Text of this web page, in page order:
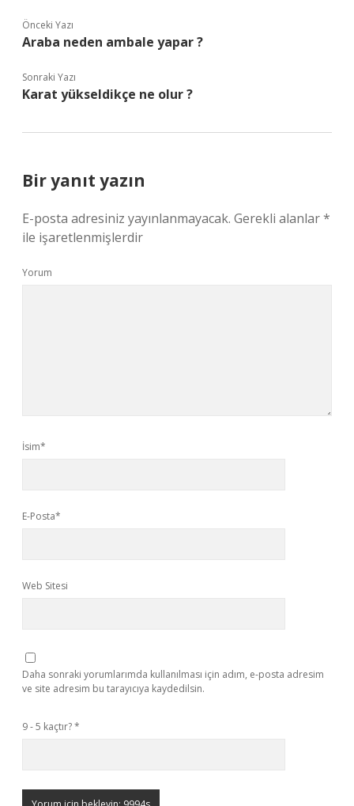
Önceki Yazı
Araba neden ambale yapar ?
Sonraki Yazı
Karat yükseldikçe ne olur ?
Bir yanıt yazın
E-posta adresiniz yayınlanmayacak. Gerekli alanlar*
ile işaretlenmişlerdir
Yorum
İsim*
E-Posta*
Web Sitesi
Daha sonraki yorumlarımda kullanılması için adım, e-posta adresim
ve site adresim bu tarayıcıya kaydedilsin.
9 - 5 kaçtır?*